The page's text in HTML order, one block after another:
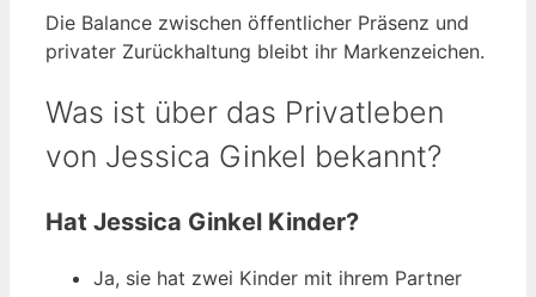
Die Balance zwischen öffentlicher Präsenz und
privater Zurückhaltung bleibt ihr Markenzeichen.
Was ist über das Privatleben
von Jessica Ginkel bekannt?
Hat Jessica Ginkel Kinder?
Ja, sie hat zwei Kinder mit ihrem Partner